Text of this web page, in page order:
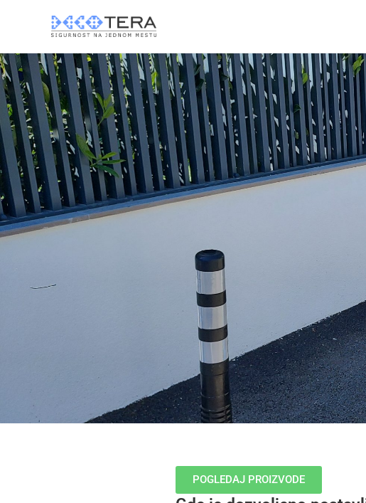
POGLEDAJ PROIZVODE